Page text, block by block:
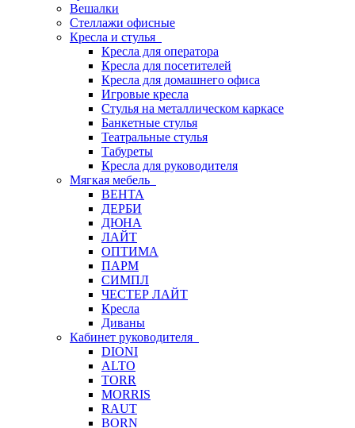
Вешалки
Стеллажи офисные
Кресла и стулья
Кресла для оператора
Кресла для посетителей
Кресла для домашнего офиса
Игровые кресла
Стулья на металлическом каркасе
Банкетные стулья
Театральные стулья
Табуреты
Кресла для руководителя
Мягкая мебель
ВЕНТА
ДЕРБИ
ДЮНА
ЛАЙТ
ОПТИМА
ПАРМ
СИМПЛ
ЧЕСТЕР ЛАЙТ
Кресла
Диваны
Кабинет руководителя
DIONI
ALTO
TORR
MORRIS
RAUT
BORN